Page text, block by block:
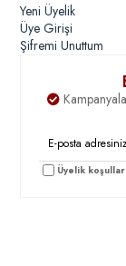
Yeni Üyelik
Üye Girişi
Şifremi Unuttum
Üyelik